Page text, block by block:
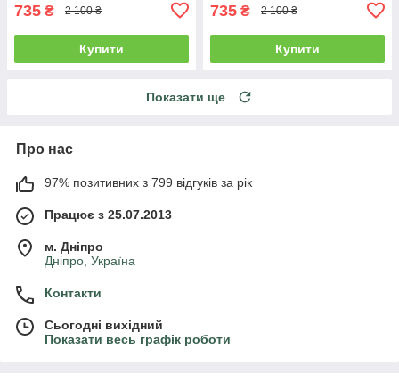
735 ₴ 2 100 ₴
Купити
735 ₴ 2 100 ₴
Купити
Показати ще
Про нас
97% позитивних з 799 відгуків за рік
Працює з 25.07.2013
м. Дніпро
Дніпро, Україна
Контакти
Сьогодні вихідний
Показати весь графік роботи